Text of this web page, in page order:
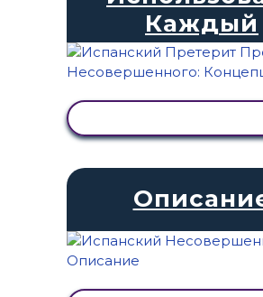
Каждый